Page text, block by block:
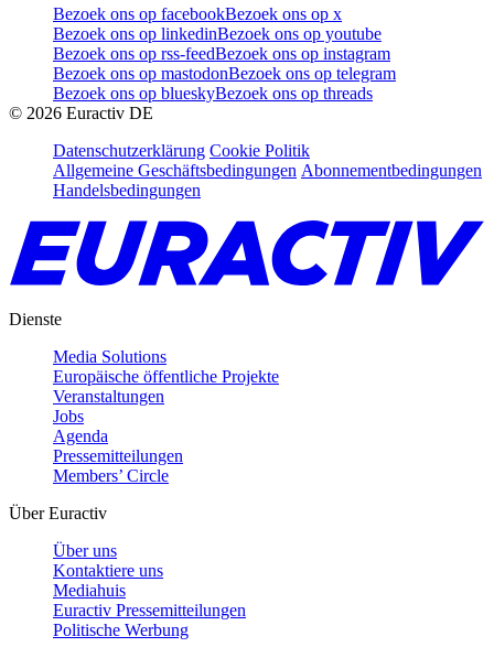
Bezoek ons op facebookBezoek ons op x
Bezoek ons op linkedinBezoek ons op youtube
Bezoek ons op rss-feedBezoek ons op instagram
Bezoek ons op mastodonBezoek ons op telegram
Bezoek ons op blueskyBezoek ons op threads
© 2026 Euractiv DE
Datenschutzerklärung Cookie Politik
Allgemeine Geschäftsbedingungen Abonnementbedingungen
Handelsbedingungen
Dienste
Media Solutions
Europäische öffentliche Projekte
Veranstaltungen
Jobs
Agenda
Pressemitteilungen
Members’ Circle
Über Euractiv
Über uns
Kontaktiere uns
Mediahuis
Euractiv Pressemitteilungen
Politische Werbung